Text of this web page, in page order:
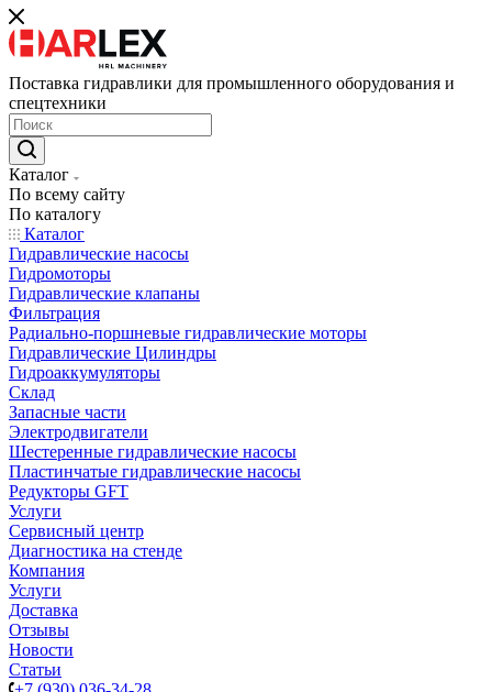
Поставка гидравлики для промышленного оборудования и
спецтехники
Каталог
По всему сайту
По каталогу
Каталог
Гидравлические насосы
Гидромоторы
Гидравлические клапаны
Фильтрация
Радиально-поршневые гидравлические моторы
Гидравлические Цилиндры
Гидроаккумуляторы
Склад
Запасные части
Электродвигатели
Шестеренные гидравлические насосы
Пластинчатые гидравлические насосы
Редукторы GFT
Услуги
Сервисный центр
Диагностика на стенде
Компания
Услуги
Доставка
Отзывы
Новости
Статьи